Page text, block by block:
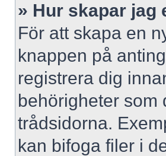
» Hur skapar jag
För att skapa en
knappen på
registrera dig
behörigheter som
trådsidorna.
kan bifoga filer i